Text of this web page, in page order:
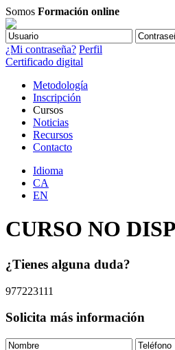
Somos Formación online
¿Mi contraseña? Perfil
Certificado digital
Metodología
Inscripción
Cursos
Noticias
Recursos
Contacto
Idioma
CA
EN
CURSO NO
¿Tienes alguna duda?
977223111
Solicita más información